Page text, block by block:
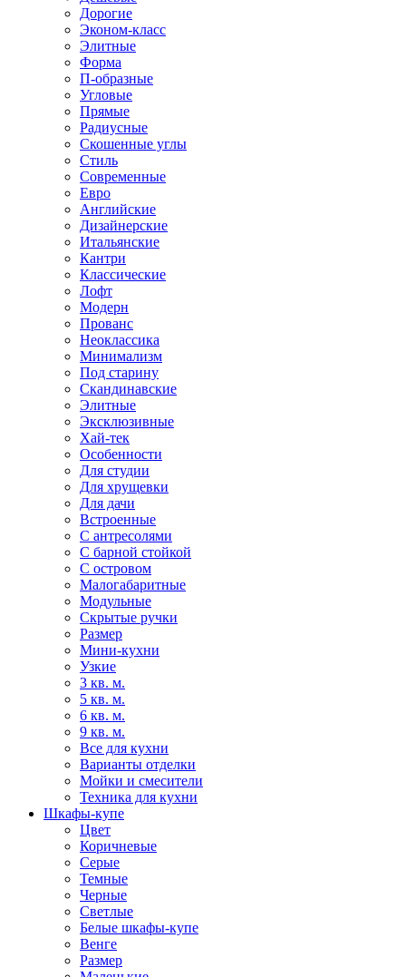
Дорогие
Эконом-класс
Элитные
Форма
П-образные
Угловые
Прямые
Радиусные
Скошенные углы
Стиль
Современные
Евро
Английские
Дизайнерские
Итальянские
Кантри
Классические
Лофт
Модерн
Прованс
Неоклассика
Минимализм
Под старину
Скандинавские
Элитные
Эксклюзивные
Хай-тек
Особенности
Для студии
Для хрущевки
Для дачи
Встроенные
С антресолями
С барной стойкой
С островом
Малогабаритные
Модульные
Скрытые ручки
Размер
Мини-кухни
Узкие
3 кв. м.
5 кв. м.
6 кв. м.
9 кв. м.
Все для кухни
Варианты отделки
Мойки и смесители
Техника для кухни
Шкафы-купе
Цвет
Коричневые
Серые
Темные
Черные
Светлые
Белые шкафы-купе
Венге
Размер